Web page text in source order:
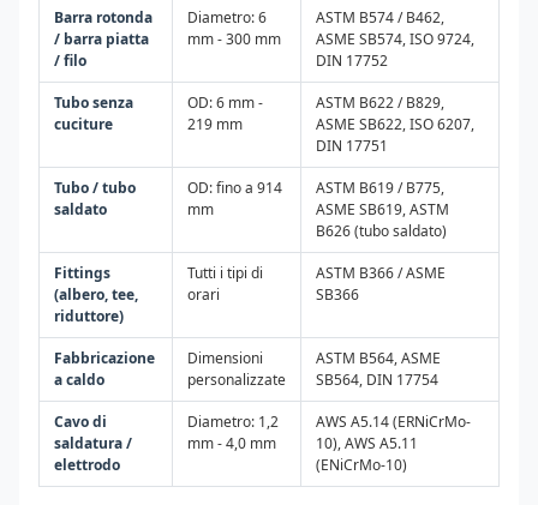
Barra rotonda
/ barra piatta
/ filo
Diametro: 6
mm - 300 mm
ASTM B574 / B462,
ASME SB574, ISO 9724,
DIN 17752
Tubo senza
cuciture
OD: 6 mm -
219 mm
ASTM B622 / B829,
ASME SB622, ISO 6207,
DIN 17751
Tubo / tubo
saldato
OD: fino a 914
mm
ASTM B619 / B775,
ASME SB619, ASTM
B626 (tubo saldato)
Fittings
(albero, tee,
riduttore)
Tutti i tipi di
orari
ASTM B366 / ASME
SB366
Fabbricazione
a caldo
Dimensioni
personalizzate
ASTM B564, ASME
SB564, DIN 17754
Cavo di
saldatura /
elettrodo
Diametro: 1,2
mm - 4,0 mm
AWS A5.14 (ERNiCrMo-
10), AWS A5.11
(ENiCrMo-10)